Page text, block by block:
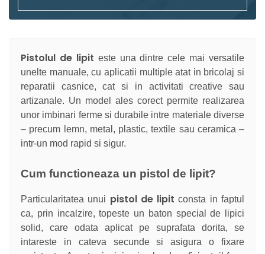
Pistolul de lipit este una dintre cele mai versatile
unelte manuale, cu aplicatii multiple atat in bricolaj si
reparatii casnice, cat si in activitati creative sau
artizanale. Un model ales corect permite realizarea
unor imbinari ferme si durabile intre materiale diverse
– precum lemn, metal, plastic, textile sau ceramica –
intr-un mod rapid si sigur.
Cum functioneaza un pistol de lipit?
Particularitatea unui pistol de lipit consta in faptul
ca, prin incalzire, topeste un baton special de lipici
solid, care odata aplicat pe suprafata dorita, se
intareste in cateva secunde si asigura o fixare